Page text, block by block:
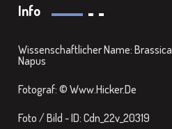
Info
Wissenschaftlicher Name: Brassica
Napus
Fotograf: © Www.Hicker.de
Foto / Bild - ID: Cdn_22v_20319